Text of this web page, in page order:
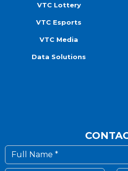
VTC Lottery
VTC Esports
VTC Media
Data Solutions